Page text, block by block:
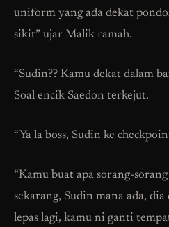
uniform yang ada dekat
sikit” ujar Malik ramah.
“Sudin?? Kamu dekat dalam
Soal encik Saedon terkejut.
“Ya la boss, Sudin ke
“Kamu buat apa sorang-
sekarang, Sudin mana ada,
lepas lagi, kamu ni ganti